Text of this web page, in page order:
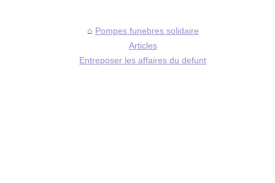
Pompes funebres solidaire
Articles
Entreposer les affaires du defunt